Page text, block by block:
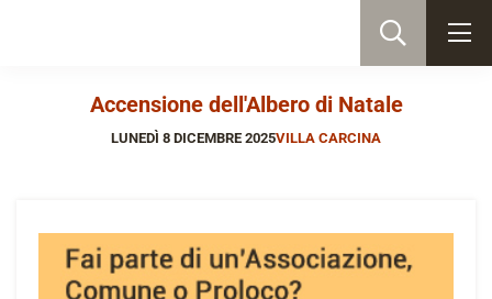
Accensione dell'Albero di Natale
LUNEDÌ 8 DICEMBRE 2025VILLA CARCINA